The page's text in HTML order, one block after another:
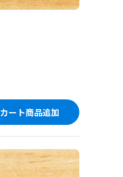
カート商品追加